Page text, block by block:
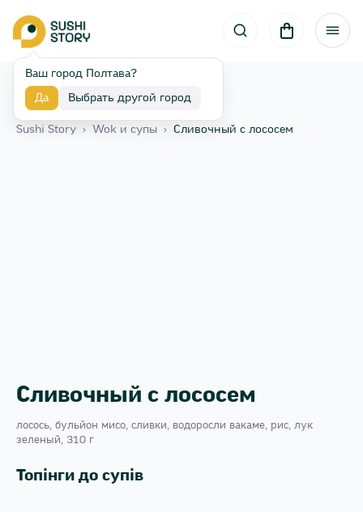
Ваш город Полтава?
Да Выбрать другой город
Назад
Sushi Story › Wok и супы › Сливочный с лососем
Сливочный с лососем
лосось, бульйон мисо, сливки, водоросли вакаме, рис, лук
зеленый, 310 г
Топінги до супів